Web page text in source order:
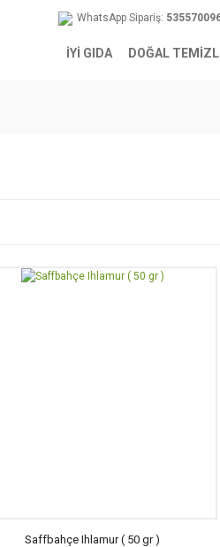
WhatsApp Sipariş:
İYİ GIDA DOĞAL
Saffbahçe Ihlamur ( 50 gr )